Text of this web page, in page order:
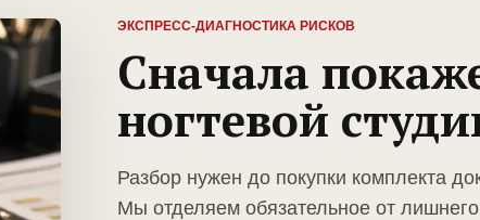
ЭКСПРЕСС-ДИАГНОСТИКА РИСКОВ
Сначала
ногтевой
Разбор нужен до покупки комплекта
Мы отделяем обязательное от